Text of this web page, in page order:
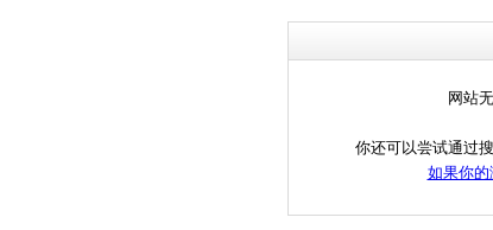
网站
你还可以尝试通过
如果你的